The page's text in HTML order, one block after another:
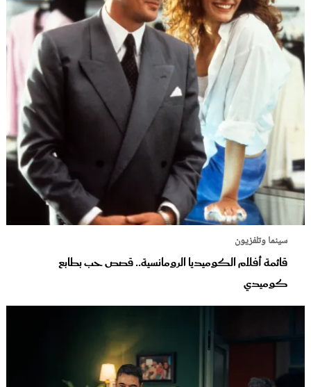
سينما وتلفزيون
قائمة أفلام الكوميديا الرومانسية.. قصص حب بطابع
كوميدي